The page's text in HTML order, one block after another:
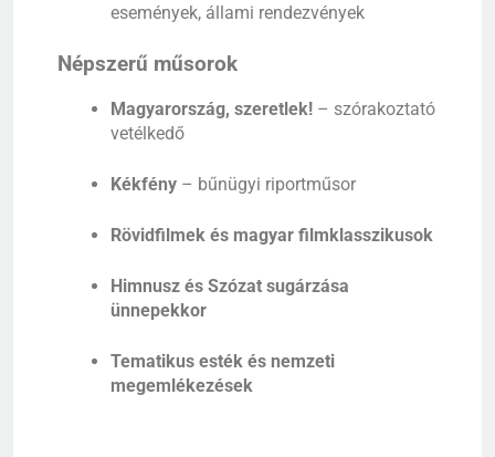
események, állami rendezvények
Népszerű műsorok
Magyarország, szeretlek! – szórakoztató
vetélkedő
Kékfény – bűnügyi riportműsor
Rövidfilmek és magyar filmklasszikusok
Himnusz és Szózat sugárzása
ünnepekkor
Tematikus esték és nemzeti
megemlékezések